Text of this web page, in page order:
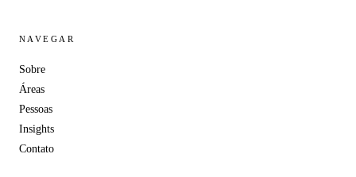
NAVEGAR
Sobre
Áreas
Pessoas
Insights
Contato